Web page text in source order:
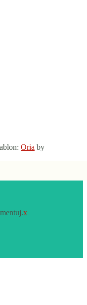
Oria by
x